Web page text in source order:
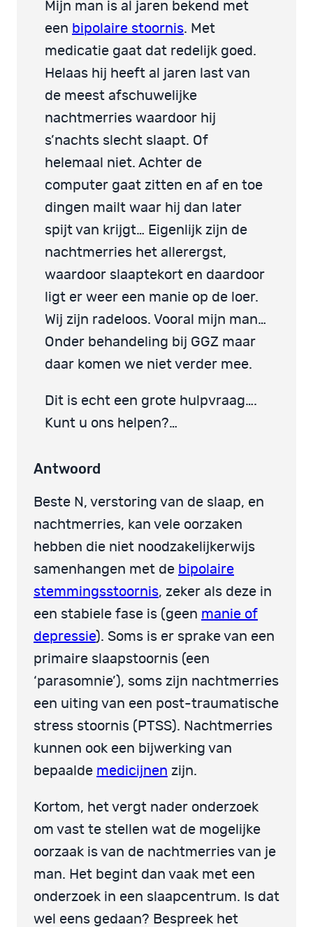
Mijn man is al jaren bekend met
een bipolaire stoornis. Met
medicatie gaat dat redelijk goed.
Helaas hij heeft al jaren last van
de meest afschuwelijke
nachtmerries waardoor hij
s’nachts slecht slaapt. Of
helemaal niet. Achter de
computer gaat zitten en af en toe
dingen mailt waar hij dan later
spijt van krijgt… Eigenlijk zijn de
nachtmerries het allerergst,
waardoor slaaptekort en daardoor
ligt er weer een manie op de loer.
Wij zijn radeloos. Vooral mijn man…
Onder behandeling bij GGZ maar
daar komen we niet verder mee.
Dit is echt een grote hulpvraag….
Kunt u ons helpen?…
Antwoord
Beste N, verstoring van de slaap, en
nachtmerries, kan vele oorzaken
hebben die niet noodzakelijkerwijs
samenhangen met de bipolaire
stemmingsstoornis, zeker als deze in
een stabiele fase is (geen manie of
depressie). Soms is er sprake van een
primaire slaapstoornis (een
‘parasomnie’), soms zijn nachtmerries
een uiting van een post-traumatische
stress stoornis (PTSS). Nachtmerries
kunnen ook een bijwerking van
bepaalde medicijnen zijn.
Kortom, het vergt nader onderzoek
om vast te stellen wat de mogelijke
oorzaak is van de nachtmerries van je
man. Het begint dan vaak met een
onderzoek in een slaapcentrum. Is dat
wel eens gedaan? Bespreek het